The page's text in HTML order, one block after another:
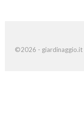
©2026 -